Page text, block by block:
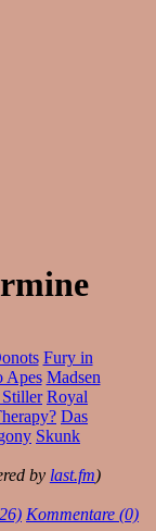
Fury in
Apes Madsen
Stiller Royal
Das
Skunk
by last.fm)
Kommentare (0)